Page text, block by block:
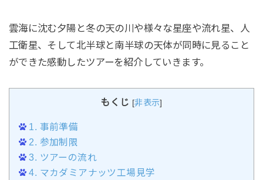
雲海に沈む夕陽と冬の天の川や様々な星座や流れ星、人
工衛星、そして北半球と南半球の天体が同時に見ること
ができた感動したツアーを紹介していきます。
もくじ [非表示]
1. 事前準備
2. 参加制限
3. ツアーの流れ
4. マカダミアナッツ工場見学